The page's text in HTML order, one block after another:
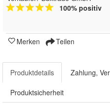
100% positiv
Merken Teilen
Produktdetails Zahlung,
Produktsicherheit